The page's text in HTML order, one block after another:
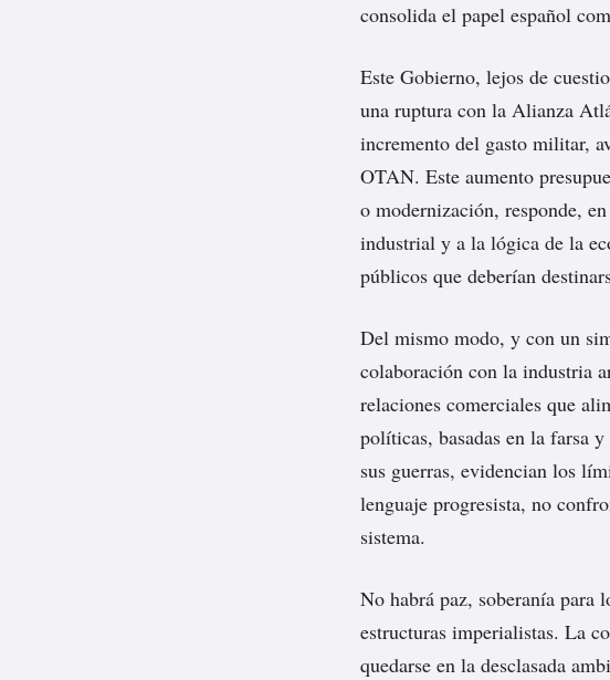
consolida el papel español
Este Gobierno, lejos de
una ruptura con la Alianza
incremento del gasto militar,
OTAN. Este aumento
o modernización, responde,
industrial y a la lógica de la
públicos que deberían
Del mismo modo, y con un
colaboración con la industria
relaciones comerciales que
políticas, basadas en la farsa
sus guerras, evidencian los
lenguaje progresista, no
sistema.
No habrá paz, soberanía para
estructuras imperialistas. La
quedarse en la desclasada